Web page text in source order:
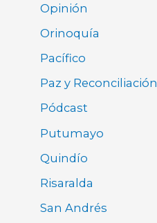
Opinión
Orinoquía
Pacífico
Paz y Reconciliación
Pódcast
Putumayo
Quindío
Risaralda
San Andrés